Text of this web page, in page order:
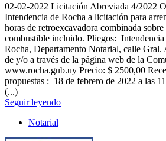
02-02-2022 Licitación Abreviada 4/2022
Intendencia de Rocha a licitación para
horas de retroexcavadora combinada
combustible incluido. Pliegos: Intendencia
Rocha, Departamento Notarial, calle Gral.
de y/o a través de la página web de la
www.rocha.gub.uy Precio: $ 2500,00
propuestas : 18 de febrero de 2022 a las
(...)
Seguir leyendo
Notarial